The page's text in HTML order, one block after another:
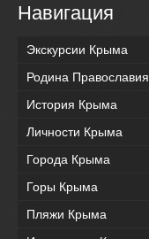
Навигация
Экскурсии Крыма
Родина Православия
История Крыма
Личности Крыма
Города Крыма
Горы Крыма
Пляжи Крыма